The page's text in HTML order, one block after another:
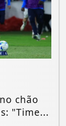
chão
"Time...